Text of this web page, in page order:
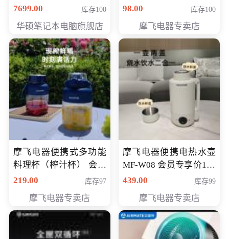
空蓝 oled 智慧轻薄本 会
7699.00 库存100
华硕笔记本电脑旗舰店
98.00
库存100
摩飞电器专卖店
摩飞电器便携式多功能
料理杯（榨汁杯） 会员
专享价118元
219.00 库存97
摩飞电器专卖店
摩飞电器便携电热水壶
MF-W08 会员专享价198
元
439.00 库存99
摩飞电器专卖店